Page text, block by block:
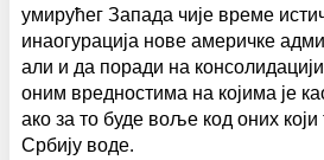
умирућег Запада чије време
инаогурација нове америчке
али и да поради на
оним вредностима на којима је
ако за то буде воље код оних
Србију воде.